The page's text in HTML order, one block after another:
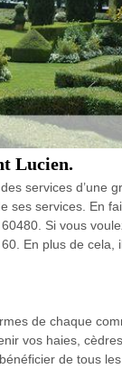
Lucien.
services d’une
ses services. En
Si vous
En plus de cela,
de chaque
vos haies,
de tous les